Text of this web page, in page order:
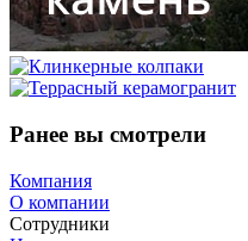
Ранее вы смотрели
Компания
О компании
Сотрудники